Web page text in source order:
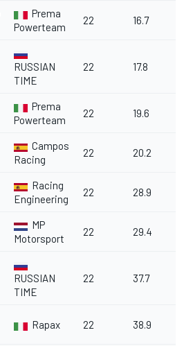
Prema
Powerteam
22 16.7
RUSSIAN
TIME
22 17.8
Prema
Powerteam
22 19.6
Campos
Racing
22 20.2
Racing
Engineering
22 28.9
MP
Motorsport
22 29.4
RUSSIAN
TIME
22 37.7
Rapax 22 38.9